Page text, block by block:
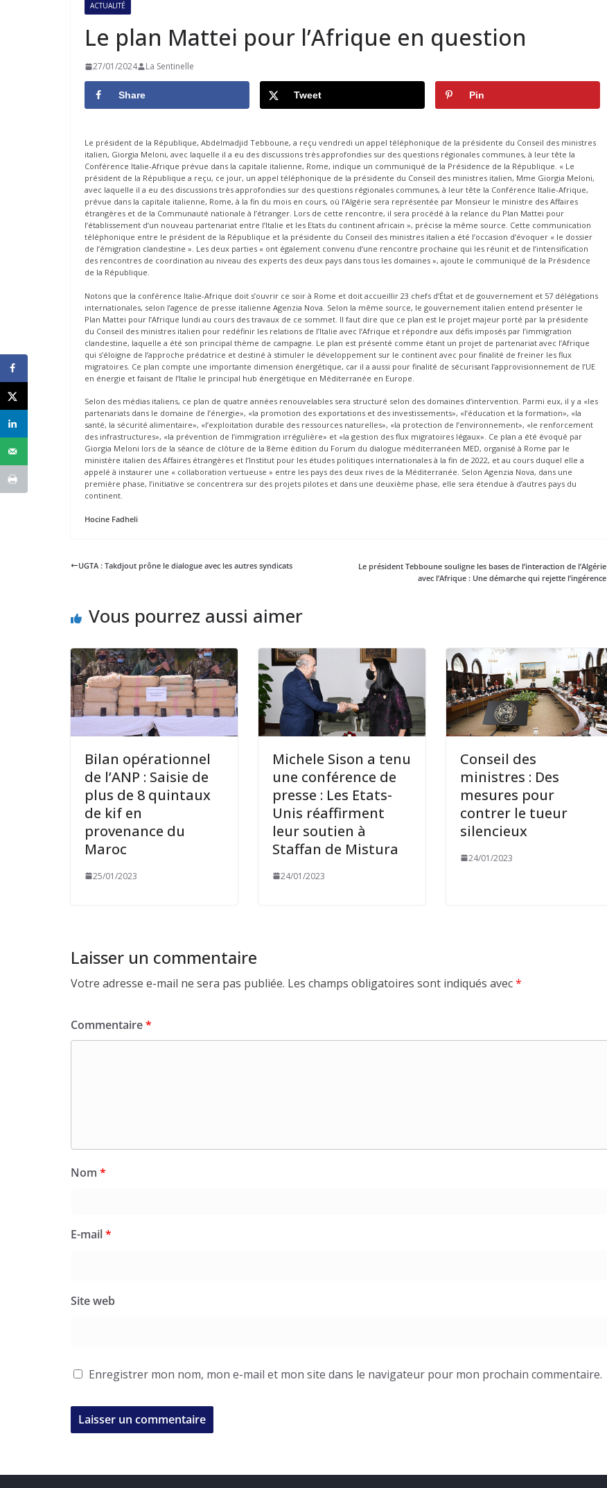
ACTUALITÉ
Le plan Mattei pour l’Afrique en question
27/01/2024 La Sentinelle
Share Tweet Pin
Le président de la République, Abdelmadjid Tebboune, a reçu vendredi un appel téléphonique de la présidente du Conseil des ministres
italien, Giorgia Meloni, avec laquelle il a eu des discussions très approfondies sur des questions régionales communes, à leur tête la
Conférence Italie-Afrique prévue dans la capitale italienne, Rome, indique un communiqué de la Présidence de la République. « Le
président de la République a reçu, ce jour, un appel téléphonique de la présidente du Conseil des ministres italien, Mme Giorgia Meloni,
avec laquelle il a eu des discussions très approfondies sur des questions régionales communes, à leur tête la Conférence Italie-Afrique,
prévue dans la capitale italienne, Rome, à la fin du mois en cours, où l’Algérie sera représentée par Monsieur le ministre des Affaires
étrangères et de la Communauté nationale à l’étranger. Lors de cette rencontre, il sera procédé à la relance du Plan Mattei pour
l’établissement d’un nouveau partenariat entre l’Italie et les Etats du continent africain », précise la même source. Cette communication
téléphonique entre le président de la République et la présidente du Conseil des ministres italien a été l’occasion d’évoquer « le dossier
de l’émigration clandestine ». Les deux parties « ont également convenu d’une rencontre prochaine qui les réunit et de l’intensification
des rencontres de coordination au niveau des experts des deux pays dans tous les domaines », ajoute le communiqué de la Présidence
de la République.
Notons que la conférence Italie-Afrique doit s’ouvrir ce soir à Rome et doit accueillir 23 chefs d’État et de gouvernement et 57 délégations
internationales, selon l’agence de presse italienne Agenzia Nova. Selon la même source, le gouvernement italien entend présenter le
Plan Mattei pour l’Afrique lundi au cours des travaux de ce sommet. Il faut dire que ce plan est le projet majeur porté par la présidente
du Conseil des ministres italien pour redéfinir les relations de l’Italie avec l’Afrique et répondre aux défis imposés par l’immigration
clandestine, laquelle a été son principal thème de campagne. Le plan est présenté comme étant un projet de partenariat avec l’Afrique
qui s’éloigne de l’approche prédatrice et destiné à stimuler le développement sur le continent avec pour finalité de freiner les flux
migratoires. Ce plan compte une importante dimension énergétique, car il a aussi pour finalité de sécurisant l’approvisionnement de l’UE
en énergie et faisant de l’Italie le principal hub énergétique en Méditerranée en Europe.
Selon des médias italiens, ce plan de quatre années renouvelables sera structuré selon des domaines d’intervention. Parmi eux, il y a «les
partenariats dans le domaine de l’énergie», «la promotion des exportations et des investissements», «l’éducation et la formation», «la
santé, la sécurité alimentaire», «l’exploitation durable des ressources naturelles», «la protection de l’environnement», «le renforcement
des infrastructures», «la prévention de l’immigration irrégulière» et «la gestion des flux migratoires légaux». Ce plan a été évoqué par
Giorgia Meloni lors de la séance de clôture de la 8ème édition du Forum du dialogue méditerranéen MED, organisé à Rome par le
ministère italien des Affaires étrangères et l’Institut pour les études politiques internationales à la fin de 2022, et au cours duquel elle a
appelé à instaurer une « collaboration vertueuse » entre les pays des deux rives de la Méditerranée. Selon Agenzia Nova, dans une
première phase, l’initiative se concentrera sur des projets pilotes et dans une deuxième phase, elle sera étendue à d’autres pays du
continent.
Hocine Fadheli
UGTA : Takdjout prône le dialogue avec les autres syndicats
Le président Tebboune souligne les bases de l’interaction de l’Algérie
avec l’Afrique : Une démarche qui rejette l’ingérence
Vous pourrez aussi aimer
Bilan opérationnel
de l’ANP : Saisie de
plus de 8 quintaux
de kif en
provenance du
Maroc
25/01/2023
Michele Sison a tenu
une conférence de
presse : Les Etats-
Unis réaffirment
leur soutien à
Staffan de Mistura
24/01/2023
Conseil des
ministres : Des
mesures pour
contrer le tueur
silencieux
24/01/2023
Laisser un commentaire
Votre adresse e-mail ne sera pas publiée. Les champs obligatoires sont indiqués avec*
Commentaire*
Nom *
E-mail*
Site web
Enregistrer mon nom, mon e-mail et mon site dans le navigateur pour mon prochain commentaire.